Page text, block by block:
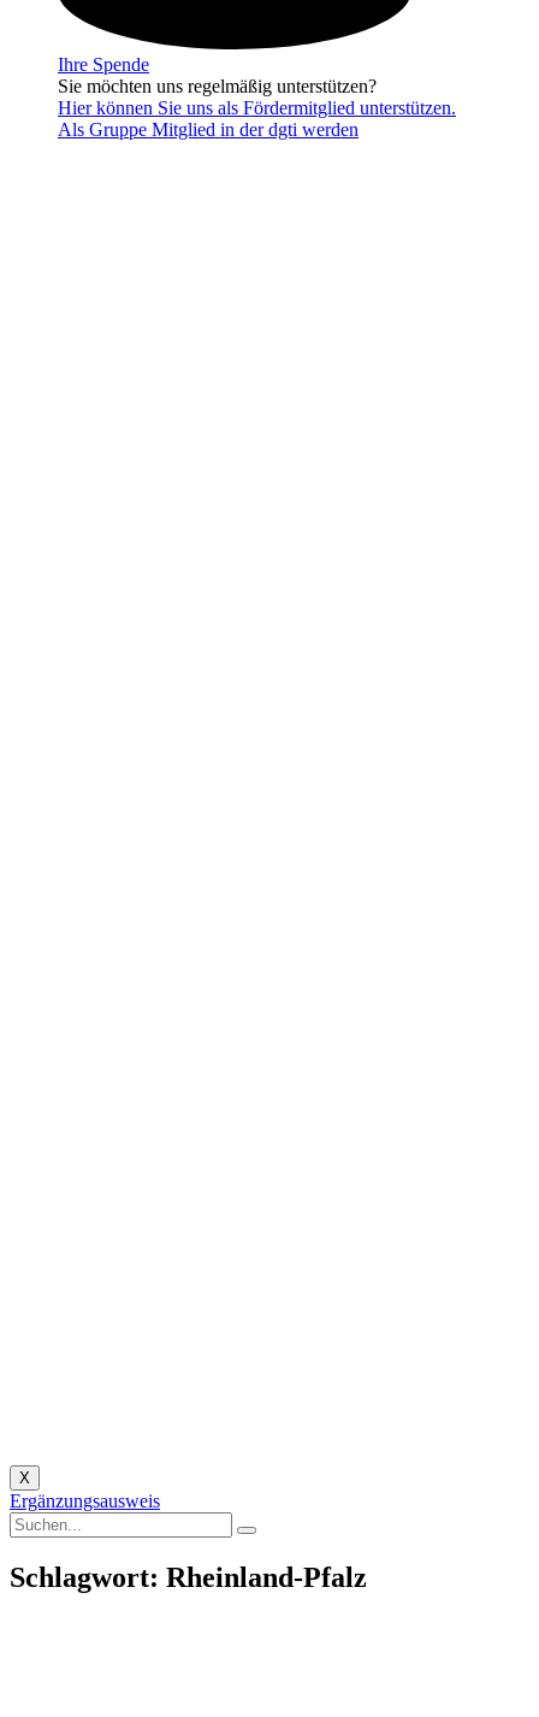
Ihre Spende
Sie möchten uns regelmäßig unterstützen?
Hier können Sie uns als Fördermitglied unterstützen.
Als Gruppe Mitglied in der dgti werden
X
Ergänzungsausweis
Schlagwort: Rheinland-Pfalz